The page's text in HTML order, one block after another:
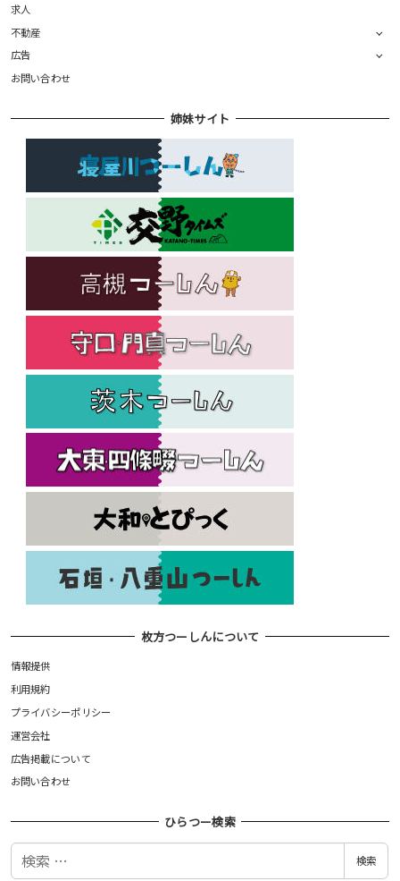
求人
不動産
広告
お問い合わせ
姉妹サイト
枚方つーしんについて
情報提供
利用規約
プライバシーポリシー
運営会社
広告掲載について
お問い合わせ
ひらつー検索
検
検索